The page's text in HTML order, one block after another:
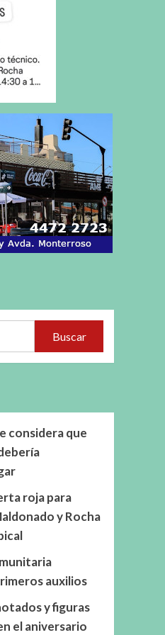
Buscar
considera que
roja para
y Rocha
auxilios
y figuras
el aniversario